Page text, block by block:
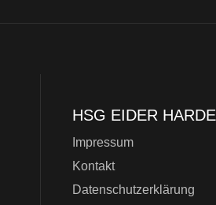
HSG EIDER HARDE
Impressum
Kontakt
Datenschutzerklärung